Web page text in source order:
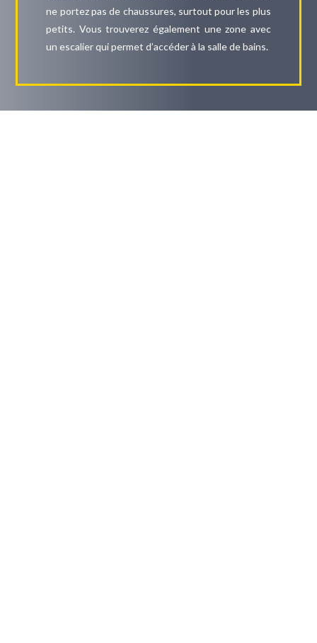
ne portez pas de chaussures, surtout pour les plus
petits. Vous trouverez également une zone avec
un escalier qui permet d’accéder à la salle de bains.